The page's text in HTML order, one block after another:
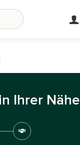
Ihrer Nähe